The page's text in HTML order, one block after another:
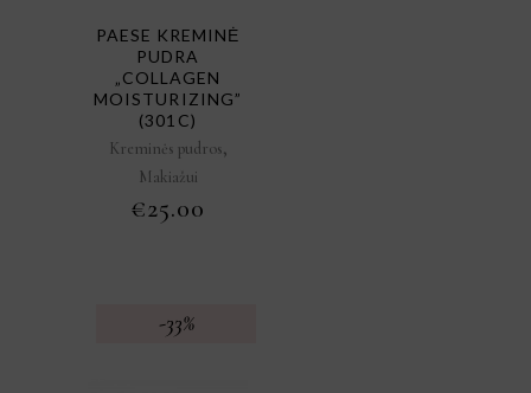
PAESE KREMINĖ
PUDRA
„COLLAGEN
MOISTURIZING”
(301C)
Kreminės pudros,
Makiažui
€25.00
-33%